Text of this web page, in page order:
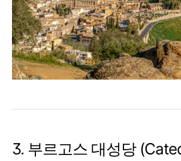
3. 부르고스 대성당